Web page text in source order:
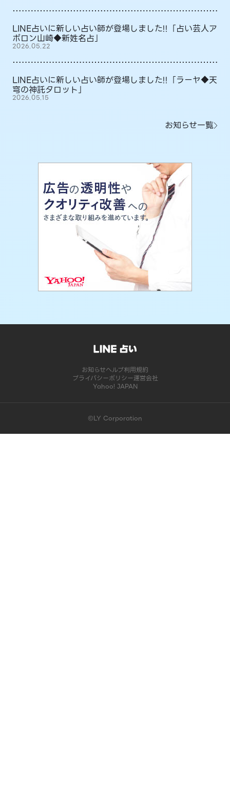
LINE占いに新しい占い師が登場しました!!「占い芸人ア
ポロン山崎◆新姓名占」
2026.05.22
LINE占いに新しい占い師が登場しました!!「ラーヤ◆天
穹の神託タロット」
2026.05.15
お知らせ一覧
お知らせヘルプ利用規約
プライバシーポリシー運営会社
Yahoo! JAPAN
©LY Corporation
このコンテンツは掲載が終了しました | LINE占い